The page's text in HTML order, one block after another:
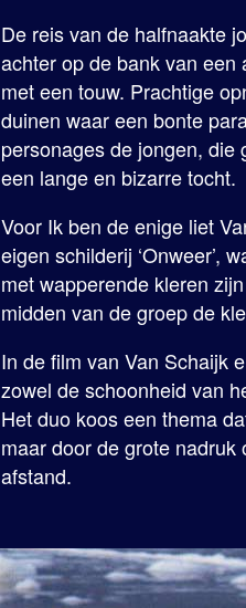
De reis van de halfnaakte
achter op de bank van
met een touw. Prachtige
duinen waar een bonte
personages de jongen,
een lange en bizarre tocht.
Voor Ik ben de enige liet
eigen schilderij ‘Onweer’,
met wapperende kleren
midden van de groep de
In de film van Van Schaijk
zowel de schoonheid van
Het duo koos een thema
maar door de grote
afstand.